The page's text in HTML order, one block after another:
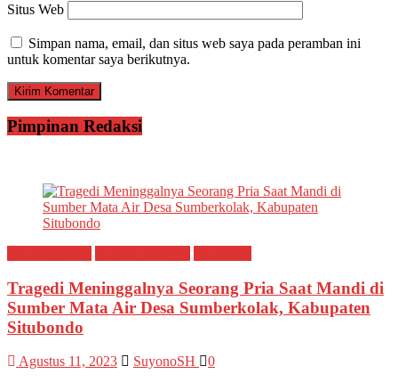
Situs Web
Simpan nama, email, dan situs web saya pada peramban ini
untuk komentar saya berikutnya.
Pimpinan Redaksi
Tragedi Meninggalnya Seorang Pria Saat Mandi di
Sumber Mata Air Desa Sumberkolak, Kabupaten
Situbondo
Agustus 11, 2023 SuyonoSH 0